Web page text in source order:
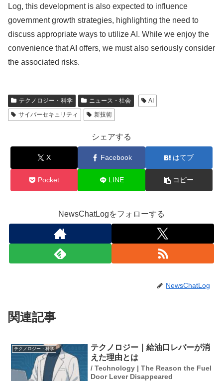
Log, this development is also expected to influence
government growth strategies, highlighting the need to
discuss appropriate ways to utilize AI. While we enjoy the
convenience that AI offers, we must also seriously consider
the associated risks.
テクノロジー・科学 ニュース・社会
AI
サイバーセキュリティ
新技術
シェアする
X Facebook はてブ
Pocket LINE コピー
NewsChatLogをフォローする
NewsChatLog
関連記事
テクノロジー・科学
テクノロジー｜給油口レバーが消
えた理由とは
/ Technology | The Reason the Fuel
Door Lever Disappeared